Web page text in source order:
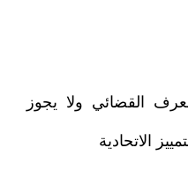
القضائي ولا يجوز
الاتحادية